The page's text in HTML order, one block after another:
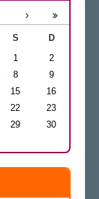
S
D
1
2
8
9
15
16
22
23
29
30